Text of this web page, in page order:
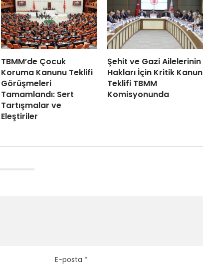
TBMM’de Çocuk
Koruma Kanunu Teklifi
Görüşmeleri
Tamamlandı: Sert
Tartışmalar ve
Eleştiriler
Şehit ve Gazi Ailelerinin
Hakları İçin Kritik Kanun
Teklifi TBMM
Komisyonunda
E-posta *